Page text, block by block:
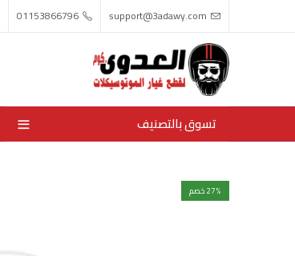
support@3adawy.com
01153866796
تسوق بالتصنيف
27% خصم